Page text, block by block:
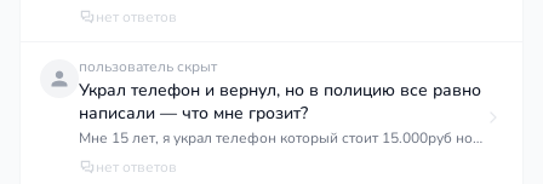
вопросе! Мой муж был осужден при ЛНР (Луганская
РФ, дело привели в соответствие по ук РФ и нам дали
строгий режим, таким образом его ограничили в
количестве свиданий и передач! Подскажите пожалуйста,
законно ли это? Стоит ли писать? Насколько мне известно,
что есть статья в которой указано, что они не могут
нет ответов
пользователь скрыт
Украл телефон и вернул, но в полицию все равно
написали — что мне грозит?
Мне 15 лет, я украл телефон который стоит 15.000руб но
при этом я вернул его через 1 день владельцу, но соврал
нет ответов